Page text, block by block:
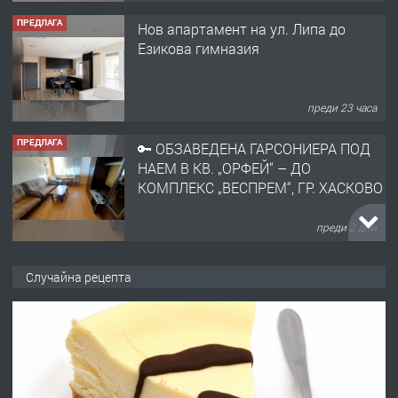
ПРЕДЛАГА
Нов апартамент на ул. Липа до
Езикова гимназия
преди 23 часа
ПРЕДЛАГА
🔑 ОБЗАВЕДЕНА ГАРСОНИЕРА ПОД
НАЕМ В КВ. „ОРФЕЙ“ – ДО
КОМПЛЕКС „ВЕСПРЕМ“, ГР. ХАСКОВО
преди 2 дни
АПАРТАМЕНТ В ЦЕНТЪРА НА ГР.
Давам гараж под наем
Случайна рецепта